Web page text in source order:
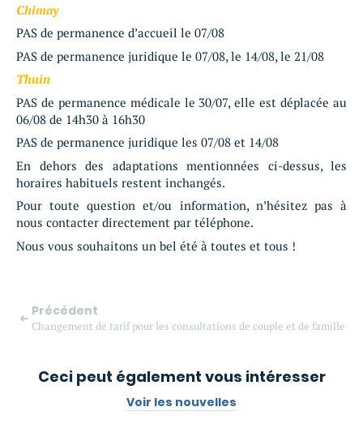
Chimay
PAS de permanence d’accueil le 07/08
PAS de permanence juridique le 07/08, le 14/08, le 21/08
Thuin
PAS de permanence médicale le 30/07, elle est déplacée au
06/08 de 14h30 à 16h30
PAS de permanence juridique les 07/08 et 14/08
En dehors des adaptations mentionnées ci-dessus, les
horaires habituels restent inchangés.
Pour toute question et/ou information, n’hésitez pas à
nous contacter directement par téléphone.
Nous vous souhaitons un bel été à toutes et tous !
Précédent
Changement de tarif pour les consultations de couple et de famille
Ceci peut également vous intéresser
Voir les nouvelles